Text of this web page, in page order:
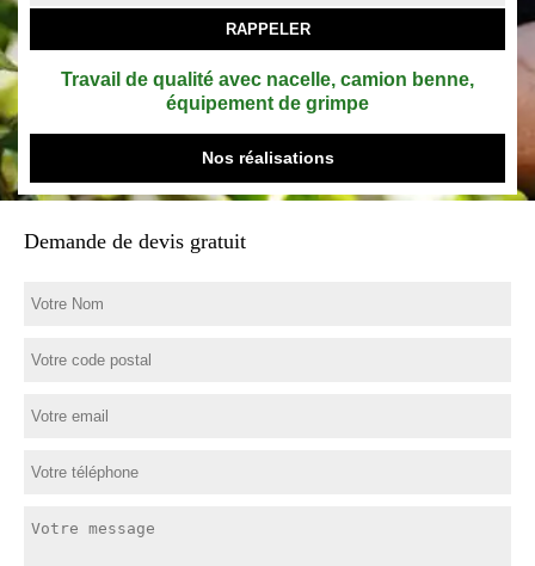
Travail de qualité avec nacelle, camion benne,
équipement de grimpe
Nos réalisations
Demande de devis gratuit